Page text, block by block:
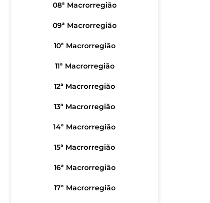
08ª Macrorregião
09ª Macrorregião
10ª Macrorregião
11ª Macrorregião
12ª Macrorregião
13ª Macrorregião
14ª Macrorregião
15ª Macrorregião
16ª Macrorregião
17ª Macrorregião